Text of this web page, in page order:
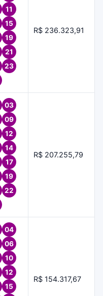
11
15
19
21
23
R$ 236.323,91
03
09
12
14
17
19
22
R$ 207.255,79
04
06
10
12
15
R$ 154.317,67